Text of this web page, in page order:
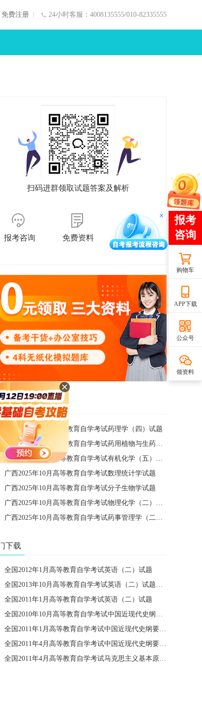
24小时客服：4008135555/010-82335555
免费注册
扫码进群领取试题答案及解析
报考咨询 免费资料 学习交流
上传
广西2025年10月高等教育自学考试药理学（四）试题
广西2025年10月高等教育自学考试药用植物与生药学试题
广西2025年10月高等教育自学考试有机化学（五）试题
广西2025年10月高等教育自学考试数理统计学试题
广西2025年10月高等教育自学考试分子生物学试题
广西2025年10月高等教育自学考试物理化学（二）试题
广西2025年10月高等教育自学考试药事管理学（二）试题
下载
全国2012年1月高等教育自学考试英语（二）试题
全国2013年10月高等教育自学考试英语（二）试题及参考答案
全国2011年1月高等教育自学考试英语（二）试题
全国2010年10月高等教育自学考试中国近现代史纲要试题
全国2011年1月高等教育自学考试中国近现代史纲要试题
全国2011年4月高等教育自学考试中国近现代史纲要试题
全国2011年4月高等教育自学考试马克思主义基本原理概论试题
购物车
APP下载
公众号
领资料